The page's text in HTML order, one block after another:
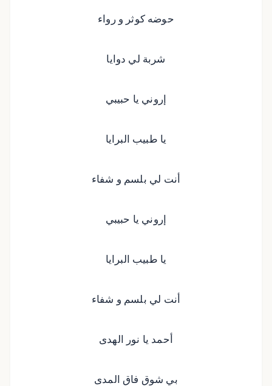
حوضه كوثر و رواء
شربة لي دوايا
إروني يا حبيبي
يا طبيب البرايا
أنت لي بلسم و شفاء
إروني يا حبيبي
يا طبيب البرايا
أنت لي بلسم و شفاء
أحمد يا نور الهدى
بي شوق فاق المدى